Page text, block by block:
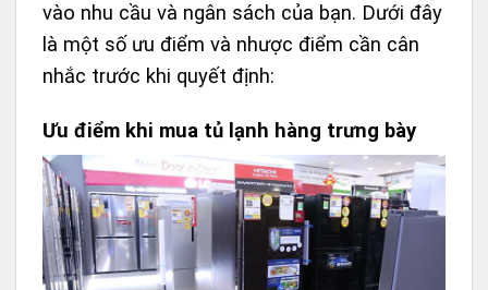
vào nhu cầu và ngân sách của bạn. Dưới đây
là một số ưu điểm và nhược điểm cần cân
nhắc trước khi quyết định:
Ưu điểm khi mua tủ lạnh hàng trưng bày